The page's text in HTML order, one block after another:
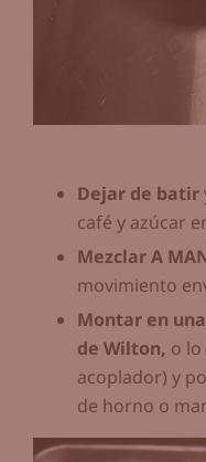
Dejar de batir
café y azúcar
Mezclar A
movimiento
Montar en
de Wilton, o
acoplador) y
de horno o